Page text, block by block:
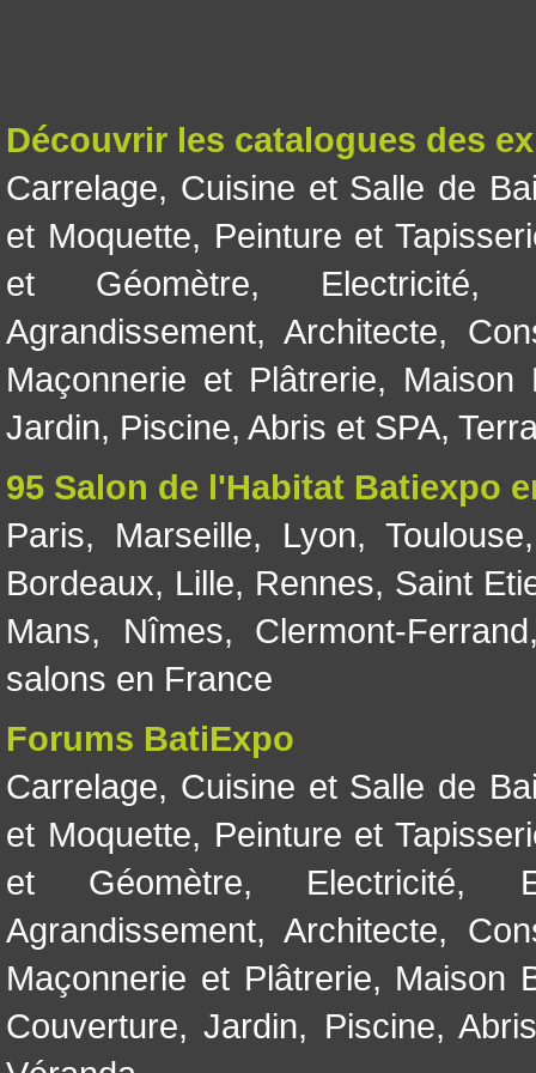
Découvrir les catalogues des
Carrelage, Cuisine et Salle de
et Moquette, Peinture et
et Géomètre, Electricité
Agrandissement, Architecte,
Maçonnerie et Plâtrerie, Maison
Jardin, Piscine, Abris et SPA,
95 Salon de l'Habitat Batiexpo
Paris, Marseille, Lyon, Toulouse
Bordeaux, Lille, Rennes, Saint
Mans, Nîmes, Clermont-Ferrand
salons en France
Forums BatiExpo
Carrelage, Cuisine et Salle de
et Moquette, Peinture et
et Géomètre, Electricité,
Agrandissement, Architecte,
Maçonnerie et Plâtrerie, Maison
Couverture,Jardin, Piscine,